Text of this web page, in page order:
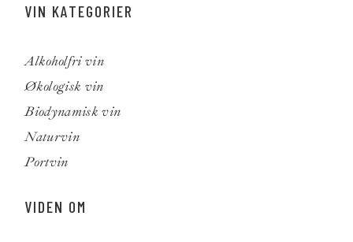
VIN KATEGORIER
Alkoholfri vin
Økologisk vin
Biodynamisk vin
Naturvin
Portvin
VIDEN OM